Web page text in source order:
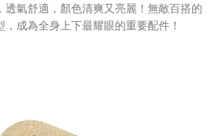
，透氣舒適，顏色清爽又亮麗 ！無敵百搭的
，成為全身上下最耀眼的重要配件！